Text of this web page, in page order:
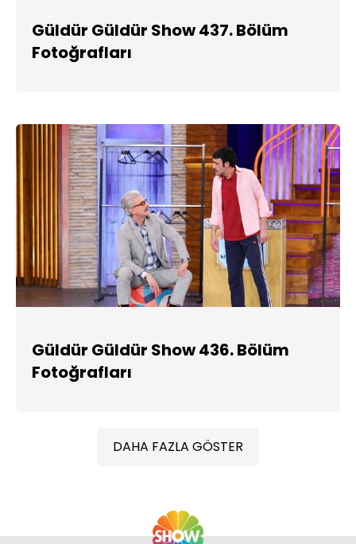
Güldür Güldür Show 437. Bölüm
Fotoğrafları
Güldür Güldür Show 436. Bölüm
Fotoğrafları
DAHA FAZLA GÖSTER